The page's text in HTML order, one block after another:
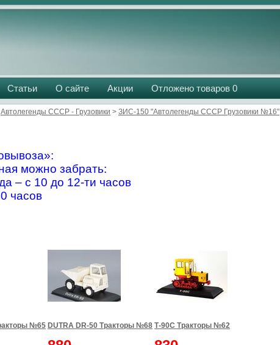
Статьи О сайте Акции Отложено товаров 0
Автолегенды СССР - Грузовики > ЗИС-150 "Автолегенды СССР Грузовики №16"
можно забрать:
– с 10 до 12-ти часов
часов
№65 DUTRA DR-50 Тракторы №68 Т-90С Тракторы №62